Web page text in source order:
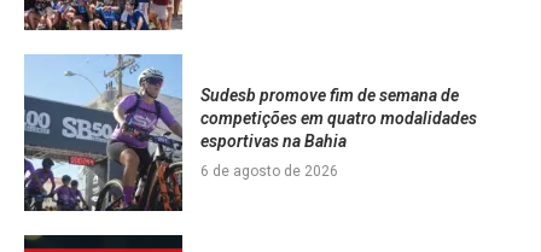
Sudesb promove fim de semana de
competições em quatro modalidades
esportivas na Bahia
6 de agosto de 2026